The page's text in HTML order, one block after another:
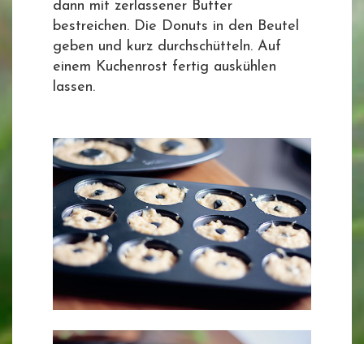
dann mit zerlassener Butter
bestreichen. Die Donuts in den Beutel
geben und kurz durchschütteln. Auf
einem Kuchenrost fertig auskühlen
lassen.